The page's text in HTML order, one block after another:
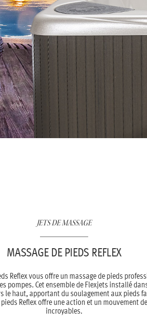
JETS DE MASSAGE
MASSAGE DE PIEDS REFLEX
Reflex vous offre un massage de pieds
pompes. Cet ensemble de Flexjets installé
le haut, apportant du soulagement aux pieds
Reflex offre une action et un mouvement
incroyables.